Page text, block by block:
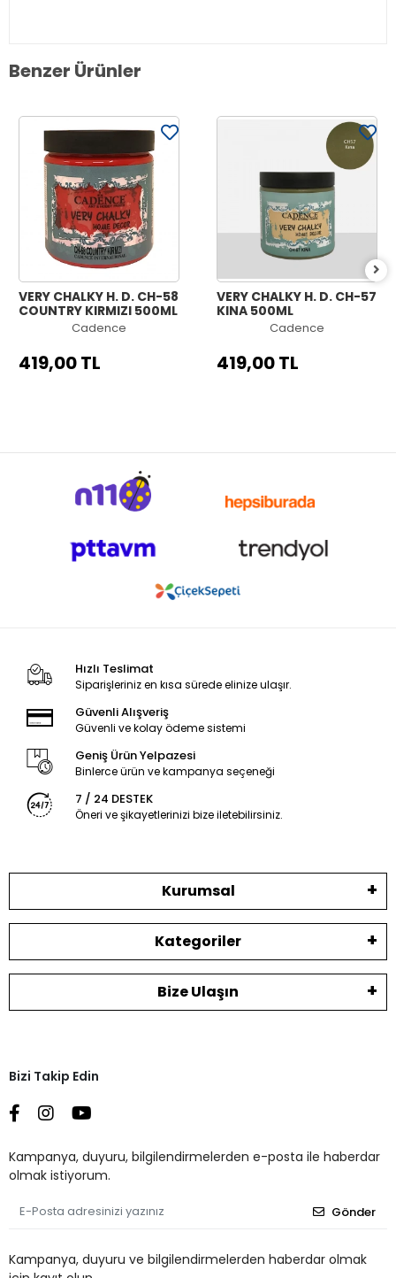
Benzer Ürünler
VERY CHALKY H. D. CH-58
COUNTRY KIRMIZI 500ML
Cadence
419,00 TL
VERY CHALKY H. D. CH-57
KINA 500ML
Cadence
419,00 TL
Hızlı Teslimat
Siparişleriniz en kısa sürede elinize ulaşır.
Güvenli Alışveriş
Güvenli ve kolay ödeme sistemi
Geniş Ürün Yelpazesi
Binlerce ürün ve kampanya seçeneği
7 / 24 DESTEK
Öneri ve şikayetlerinizi bize iletebilirsiniz.
Kurumsal
Kategoriler
Bize Ulaşın
Bizi Takip Edin
Kampanya, duyuru, bilgilendirmelerden e-posta ile haberdar
olmak istiyorum.
Gönder
Kampanya, duyuru ve bilgilendirmelerden haberdar olmak